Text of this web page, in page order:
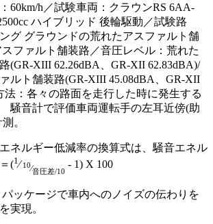
60km/h／試験車両：クラウンRS 6AA-
ハイブリッド 後輪駆動／試験路
グ グラウンドの荒れたアスファルト舗
ファルト舗装路／音圧レベル：荒れた
(GR-XIII 62.26dBA、GR-XII 62.83dBA)/
ルト舗装路(GR-XIII 45.08dBA、GR-XII
法：各々の路面を走行した時に発生する
騒音計で評価車両運転手の左耳近傍(助
。
ネルギー低減率の換算式は、騒音エネル
(1⁄10⁄音圧差/10
- 1) X 100
ッケージで⾞内へのノイズの伝わりを
実現。